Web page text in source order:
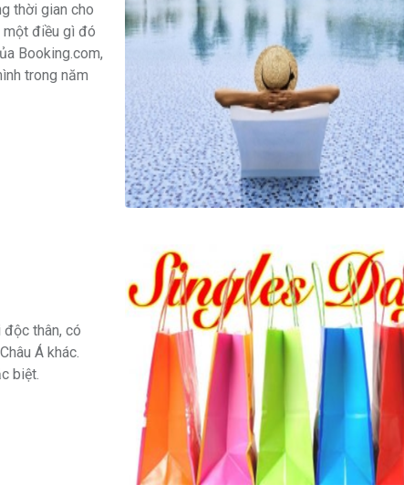
thời gian cho
một điều gì đó
Booking.com,
trong năm
thân, có
Á khác.
biệt.